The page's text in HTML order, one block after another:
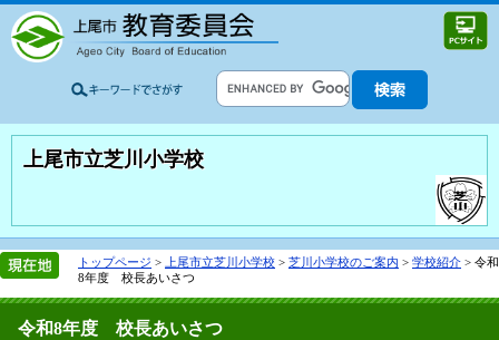
上尾市立芝川小学校
トップページ > 上尾市立芝川小学校 > 芝川小学校のご案内 > 学校紹介 > 令和
8年度 校長あいさつ
令和8年度 校長あいさつ